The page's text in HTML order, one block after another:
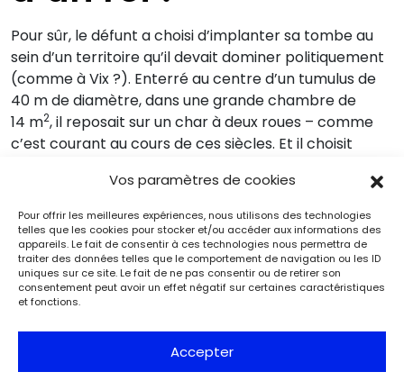
Vos paramètres de cookies
Pour offrir les meilleures expériences, nous utilisons des technologies
telles que les cookies pour stocker et/ou accéder aux informations des
appareils. Le fait de consentir à ces technologies nous permettra de
traiter des données telles que le comportement de navigation ou les ID
uniques sur ce site. Le fait de ne pas consentir ou de retirer son
consentement peut avoir un effet négatif sur certaines caractéristiques
et fonctions.
Accepter
Pour sûr, le défunt a choisi d’implanter sa tombe au
sein d’un territoire qu’il devait dominer politiquement
(comme à Vix ?). Enterré au centre d’un tumulus de
40 m de diamètre, dans une grande chambre de
14 m2, il reposait sur un char à deux roues – comme
c’est courant au cours de ces siècles. Et il choisit
trouvent déjà une nécropole de l’Âge du bronze
(XII
siècle avant notre ère) et des tombes du
premier Âge du fer (deux individus richement parés).
S’agit-il pour lui de se placer dans la continuité d’une
légitimé dynastique auprès de glorieux ancêtres
historiques ? Décédé au milieu du Vesiècle avant
d’années lors de son trépas (étude
cémentochronologique d’une dent) ; il semble avoir